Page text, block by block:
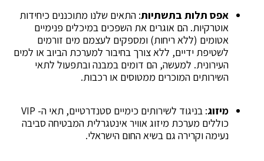
אפס תלות בתשתיות: התאים שלנו מתוכננים כיחידות
אוטרקיות. הם אוגרים את השפכים במיכלים פנימיים
אטומים (ללא ריחות) ומספקים לעצמם מים זורמים
לשטיפת ידיים, ללא צורך בחיבור למערכת הביוב או למים
העירונית. למעשה, הם דומים במבנה ובתפעול לתאי
השירותים המוכרים ממטוסים או רכבות.
מיזוג
: בניגוד לשירותים כימיים סטנדרטיים, תאי ה- VIP
כוללים מערכת מיזוג אוויר אינטגרלית המבטיחה סביבה
נעימה וקרירה גם בשיא החום הישראלי.